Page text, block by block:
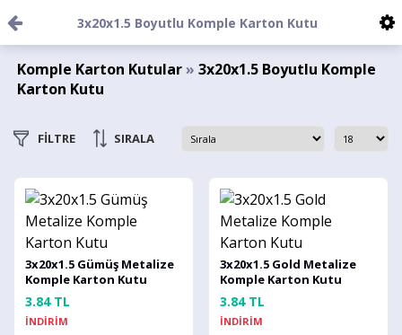
3x20x1.5 Boyutlu Komple Karton Kutu
Komple Karton Kutular» 3x20x1.5 Boyutlu Komple
Karton Kutu
FİLTRE SIRALA
3x20x1.5 Gümüş Metalize
Komple Karton Kutu
3.84 TL
İNDİRİM
3x20x1.5 Gold Metalize
Komple Karton Kutu
3.84 TL
İNDİRİM